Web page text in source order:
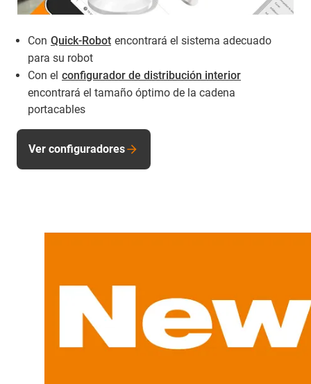
Con Quick-Robot encontrará el sistema adecuado
para su robot
Con el configurador de distribución interior
encontrará el tamaño óptimo de la cadena
portacables
Ver configuradores